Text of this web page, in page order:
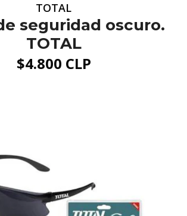
TOTAL
seguridad oscuro.
TOTAL
$4.800 CLP